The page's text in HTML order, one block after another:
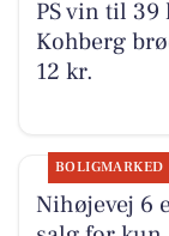
PS vin til 39
Kohberg
12 kr.
BOLIGMARKED
Nihøjevej 6